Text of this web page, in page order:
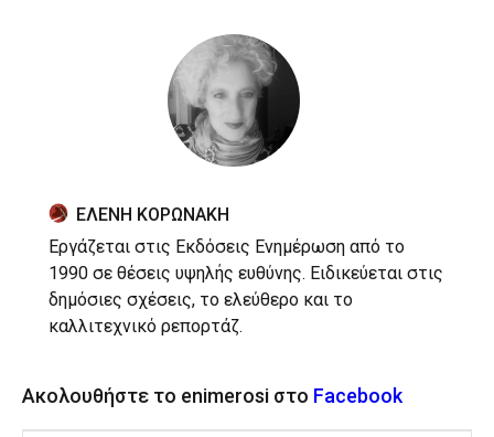
ΕΛΕΝΗ ΚΟΡΩΝΑΚΗ
Εργάζεται στις Εκδόσεις Ενημέρωση από το
1990 σε θέσεις υψηλής ευθύνης. Ειδικεύεται στις
δημόσιες σχέσεις, το ελεύθερο και το
καλλιτεχνικό ρεπορτάζ.
Ακολουθήστε το enimerosi στο Facebook